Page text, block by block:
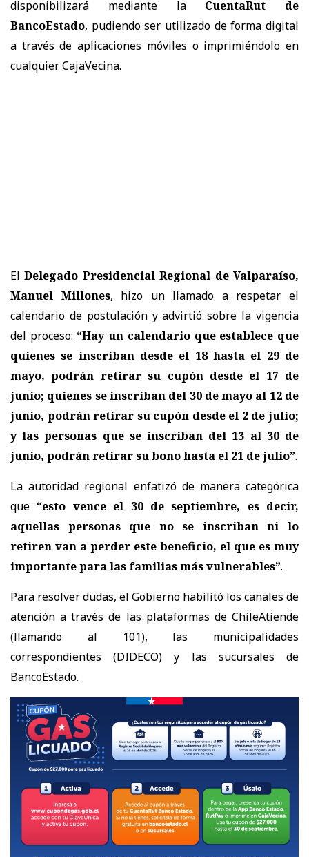
disponibilizará mediante la CuentaRut de
BancoEstado, pudiendo ser utilizado de forma digital
a través de aplicaciones móviles o imprimiéndolo en
cualquier CajaVecina.
ElDelegado Presidencial Regional de Valparaíso,
Manuel Millones, hizo un llamado a respetar el
calendario de postulación y advirtió sobre la vigencia
del proceso: “Hay un calendario que establece que
quienes se inscriban desde el 18 hasta el 29 de
mayo, podrán retirar su cupón desde el 17 de
junio; quienes se inscriban del 30 de mayo al 12 de
junio, podrán retirar su cupón desde el 2 de julio;
y las personas que se inscriban del 13 al 30 de
junio, podrán retirar su bono hasta el 21 de julio”.
La autoridad regional enfatizó de manera categórica
que “esto vence el 30 de septiembre, es decir,
aquellas personas que no se inscriban ni lo
retiren van a perder este beneficio, el que es muy
importante para las familias más vulnerables”.
Para resolver dudas, el Gobierno habilitó los canales de
atención a través de las plataformas de ChileAtiende
(llamando al 101), las municipalidades
correspondientes (DIDECO) y las sucursales de
BancoEstado.